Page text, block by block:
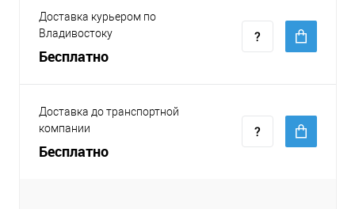
Доставка курьером по
Владивостоку
Бесплатно
Доставка до транспортной
компании
Бесплатно